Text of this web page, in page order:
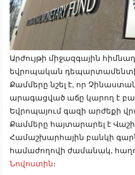
Արժույթի միջազգային
եվրոպական դեպարտամենտի
Քամմերը նշել է, որ
արագացված աճը կարող է
Եվրոպայում գազի արժեքի
Քամմերը հայտարարել է
Համաշխարհային բանկի
համաժողովի ժամանակ,
Նովոստին։